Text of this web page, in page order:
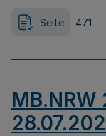
Seite 471
MB.NRW